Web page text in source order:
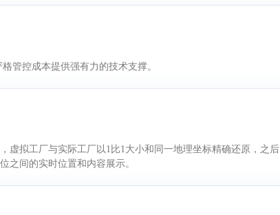
管控成本提供强有力的技术支撑。
虚拟工厂与实际工厂以1比1大小和同一地理坐标精确还原，之后
之间的实时位置和内容展示。